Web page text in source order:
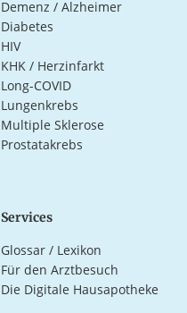
Demenz / Alzheimer
Diabetes
HIV
KHK / Herzinfarkt
Long-COVID
Lungenkrebs
Multiple Sklerose
Prostatakrebs
Services
Glossar / Lexikon
Für den Arztbesuch
Die Digitale Hausapotheke